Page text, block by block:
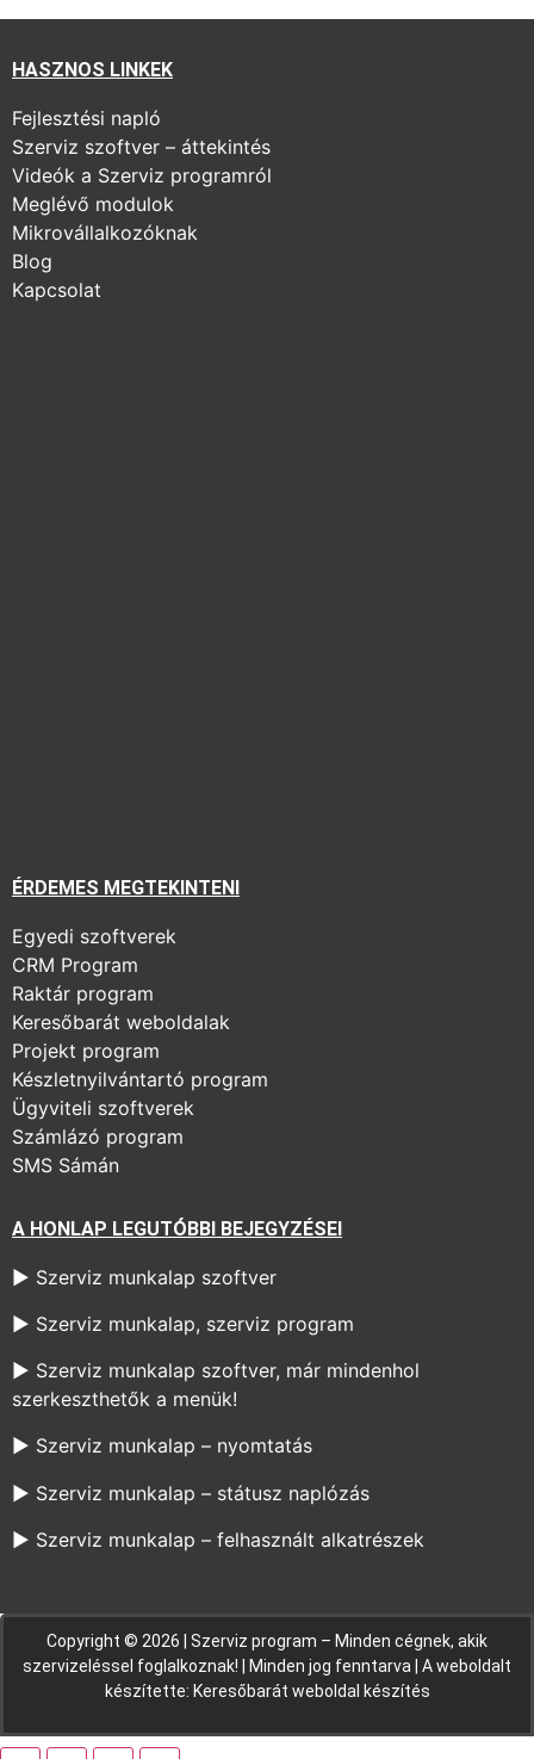
HASZNOS LINKEK
Fejlesztési napló
Szerviz szoftver – áttekintés
Videók a Szerviz programról
Meglévő modulok
Mikrovállalkozóknak
Blog
Kapcsolat
ÉRDEMES MEGTEKINTENI
Egyedi szoftverek
CRM Program
Raktár program
Keresőbarát weboldalak
Projekt program
Készletnyilvántartó program
Ügyviteli szoftverek
Számlázó program
SMS Sámán
A HONLAP LEGUTÓBBI BEJEGYZÉSEI
► Szerviz munkalap szoftver
► Szerviz munkalap, szerviz program
► Szerviz munkalap szoftver, már mindenhol
szerkeszthetők a menük!
► Szerviz munkalap – nyomtatás
► Szerviz munkalap – státusz naplózás
► Szerviz munkalap – felhasznált alkatrészek
Copyright © 2026 | Szerviz program – Minden cégnek, akik
szervizeléssel foglalkoznak! | Minden jog fenntarva | A weboldalt
készítette: Keresőbarát weboldal készítés